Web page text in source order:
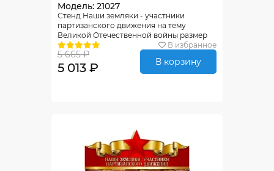
Модель: 21027
Стенд Наши земляки - участники
партизанского движения на тему
Великой Отечественной войны размер
760*1100мм
В избранное
5 665 ₽
5 013 ₽ В корзину